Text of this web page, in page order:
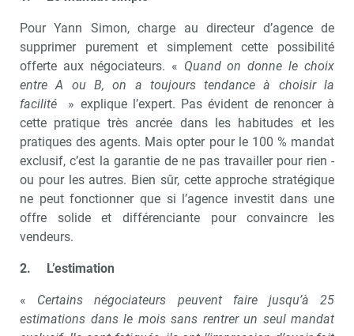
Pour Yann Simon, charge au directeur d’agence de
supprimer purement et simplement cette possibilité
offerte aux négociateurs. « Quand on donne le choix
entre A ou B, on a toujours tendance à choisir la
facilité
» explique l’expert. Pas évident de renoncer à
cette pratique très ancrée dans les habitudes et les
pratiques des agents. Mais opter pour le 100 % mandat
exclusif, c’est la garantie de ne pas travailler pour rien -
ou pour les autres. Bien sûr, cette approche stratégique
ne peut fonctionner que si l’agence investit dans une
offre solide et différenciante pour convaincre les
vendeurs.
2. L’estimation
« Certains négociateurs peuvent faire jusqu’à 25
estimations dans le mois sans rentrer un seul mandat